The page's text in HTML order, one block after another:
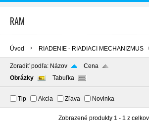
RAM
Úvod RIADENIE - RIADIACI MECHANIZMUS
Zoradiť podľa: Názov
Cena
Obrázky
Tabuľka
Tip Akcia Zľava Novinka
Zobrazené produkty 1 - 1 z